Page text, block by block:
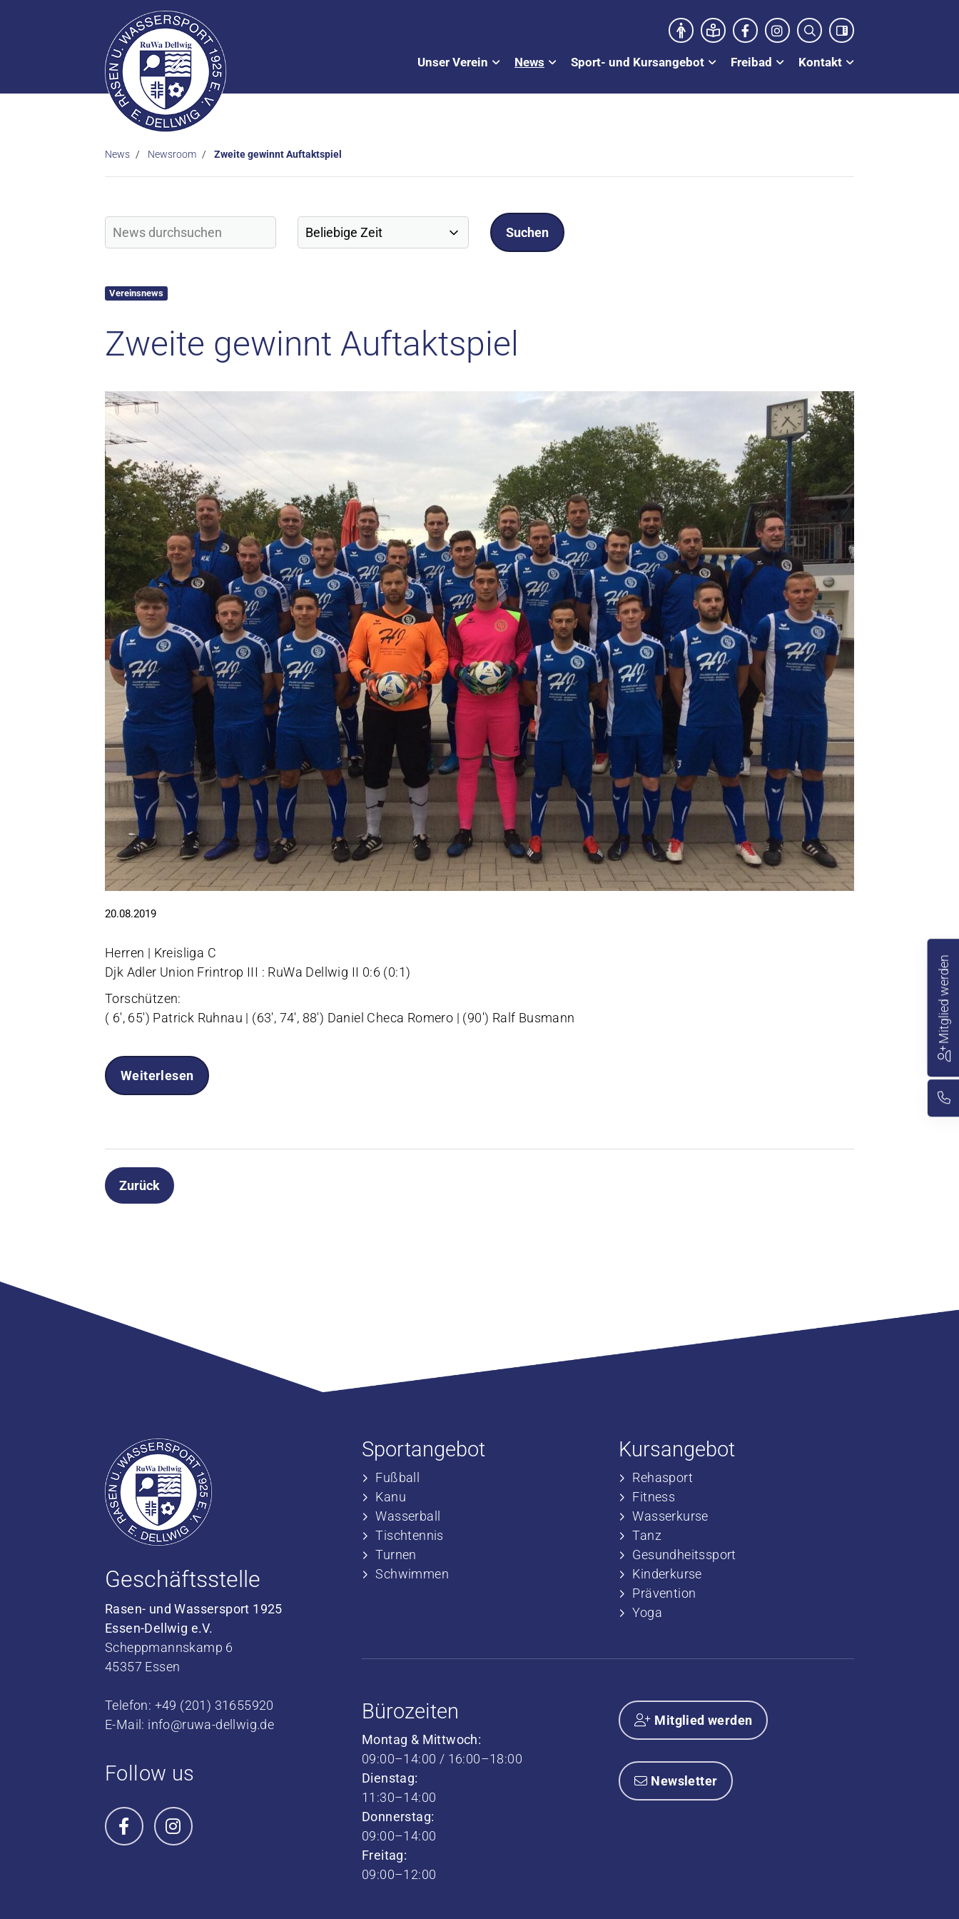
Unser Verein News Sport- und Kursangebot Freibad Kontakt
News Newsroom Zweite gewinnt Auftaktspiel
Vereinsnews
Zweite gewinnt Auftaktspiel
20.08.2019
Herren | Kreisliga C
Djk Adler Union Frintrop III : RuWa Dellwig II 0:6 (0:1)
Torschützen:
( 6', 65') Patrick Ruhnau | (63', 74', 88') Daniel Checa Romero | (90') Ralf Busmann
Weiterlesen
Zurück
Geschäftsstelle
Rasen- und Wassersport 1925
Essen-Dellwig e.V.
Scheppmannskamp 6
45357 Essen
Telefon: +49 (201) 31655920
E-Mail: info@ruwa-dellwig.de
Follow us
Sportangebot
Fußball
​Kanu
​Wasserball
​Tischtennis
​​Turnen
​​Schwimmen
Kursangebot
​Rehasport
​​Fitness
​​Wasserkurse
​​Tanz
​Gesundheitssport
​Kinderkurse
Prävention
Yoga
Bürozeiten
Montag & Mittwoch:
09:00–14:00 / 16:00–18:00
Dienstag:
11:30–14:00
Donnerstag:
09:00–14:00
Freitag:
09:00–12:00
Mitglied werden
Newsletter
Mitglied werden